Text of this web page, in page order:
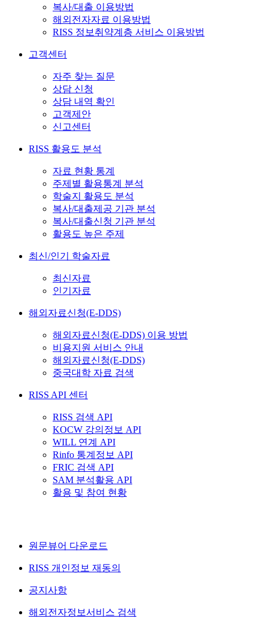
복사/대출 이용방법
해외전자자료 이용방법
RISS 정보취약계층 서비스 이용방법
고객센터
자주 찾는 질문
상담 신청
상담 내역 확인
고객제안
신고센터
RISS 활용도 분석
자료 현황 통계
주제별 활용통계 분석
학술지 활용도 분석
복사/대출제공 기관 분석
복사/대출신청 기관 분석
활용도 높은 주제
최신/인기 학술자료
최신자료
인기자료
해외자료신청(E-DDS)
해외자료신청(E-DDS) 이용 방법
비용지원 서비스 안내
해외자료신청(E-DDS)
중국대학 자료 검색
RISS API 센터
RISS 검색 API
KOCW 강의정보 API
WILL 연계 API
Rinfo 통계정보 API
FRIC 검색 API
SAM 분석활용 API
활용 및 참여 현황
원문뷰어 다운로드
RISS 개인정보 재동의
공지사항
해외전자정보서비스 검색